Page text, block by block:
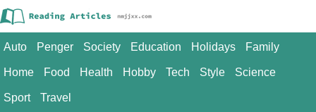
Auto Penger Society Education Holidays Family
Home Food Health Hobby Tech Style Science
Sport Travel